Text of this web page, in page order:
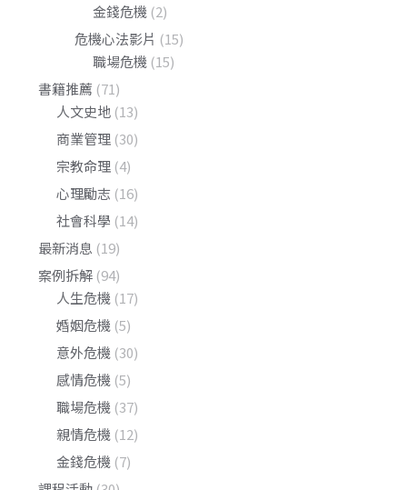
金錢危機 (2)
危機心法影片 (15)
職場危機 (15)
書籍推薦 (71)
人文史地 (13)
商業管理 (30)
宗教命理 (4)
心理勵志 (16)
社會科學 (14)
最新消息 (19)
案例拆解 (94)
人生危機 (17)
婚姻危機 (5)
意外危機 (30)
感情危機 (5)
職場危機 (37)
親情危機 (12)
金錢危機 (7)